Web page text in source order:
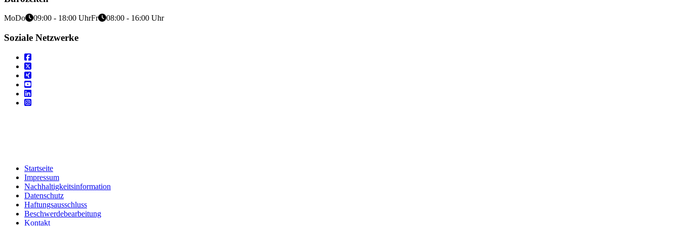
MoDo 09:00 - 18:00 UhrFr 08:00 - 16:00 Uhr
Soziale Netzwerke
Startseite
Impressum
Nachhaltigkeitsinformation
Datenschutz
Haftungsausschluss
Beschwerdebearbeitung
Kontakt